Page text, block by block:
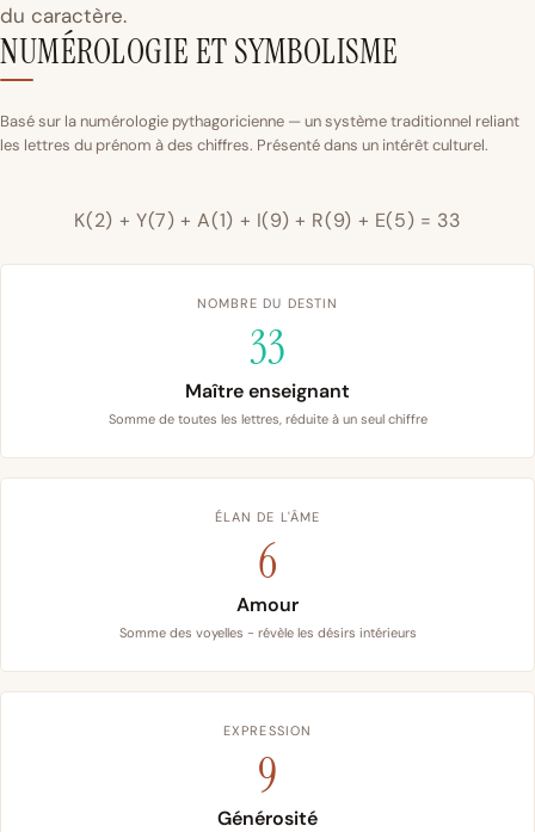
du caractère.
NUMÉROLOGIE ET SYMBOLISME
Basé sur la numérologie pythagoricienne — un système traditionnel reliant
les lettres du prénom à des chiffres. Présenté dans un intérêt culturel.
K(2) + Y(7) + A(1) + I(9) + R(9) + E(5) = 33
NOMBRE DU DESTIN
33
Maître enseignant
Somme de toutes les lettres, réduite à un seul chiffre
ÉLAN DE L'ÂME
6
Amour
Somme des voyelles - révèle les désirs intérieurs
EXPRESSION
9
Générosité